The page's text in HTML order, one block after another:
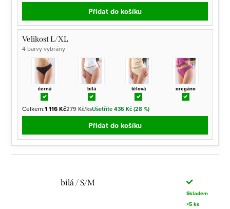
Přidat do košíku
Velikost L/XL
4 barvy vybrány
černá bílá tělová oregáno
Celkem:1 116 Kč279 Kč/ksUšetříte 436 Kč (28 %)
Přidat do košíku
bílá / S/M
Skladem
>5 ks